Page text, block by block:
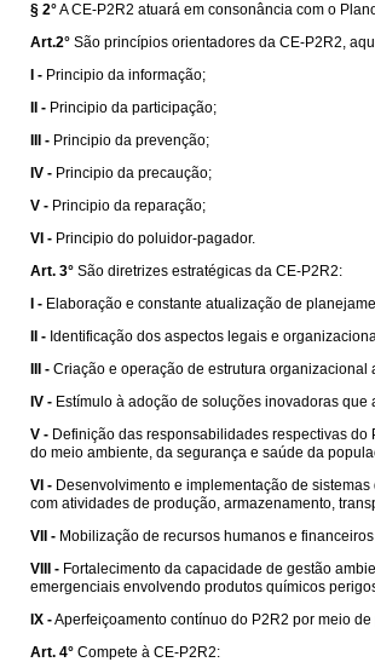
§ 2°A CE-P2R2 atuará em consonância com o
Art.2° São princípios orientadores da CE-P2R2,
I - Principio da informação;
II - Principio da participação;
III - Principio da prevenção;
IV - Principio da precaução;
V - Principio da reparação;
VI - Principio do poluidor-pagador.
Art. 3° São diretrizes estratégicas da CE-P2R2:
I - Elaboração e constante atualização de
II - Identificação dos aspectos legais e
III - Criação e operação de estrutura
IV - Estímulo à adoção de soluções inovadoras
V - Definição das responsabilidades respectivas
do meio ambiente, da segurança e saúde da
VI - Desenvolvimento e implementação de
com atividades de produção, armazenamento,
VII - Mobilização de recursos humanos e
VIII - Fortalecimento da capacidade de gestão
emergenciais envolvendo produtos químicos
IX -Aperfeiçoamento contínuo do P2R2 por meio
Art. 4° Compete à CE-P2R2: